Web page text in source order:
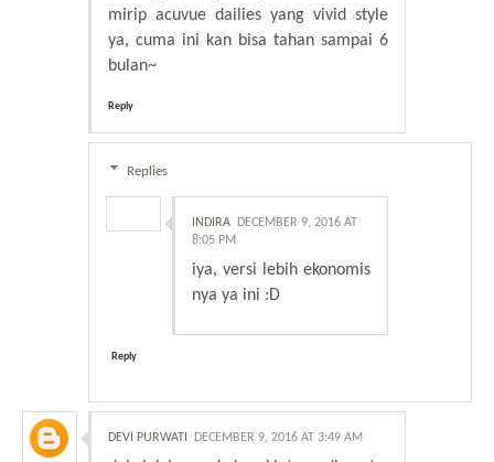
mirip acuvue dailies yang vivid style
ya, cuma ini kan bisa tahan sampai 6
bulan~
Reply
Replies
INDIRA
DECEMBER 9, 2016 AT
8:05 PM
iya, versi lebih ekonomis
nya ya ini :D
Reply
DEVI PURWATI DECEMBER 9, 2016 AT 3:49 AM